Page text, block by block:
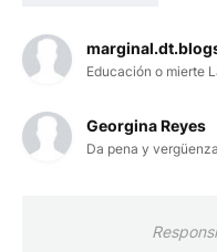
Educación o mierte
Georgina Reyes
Da pena y